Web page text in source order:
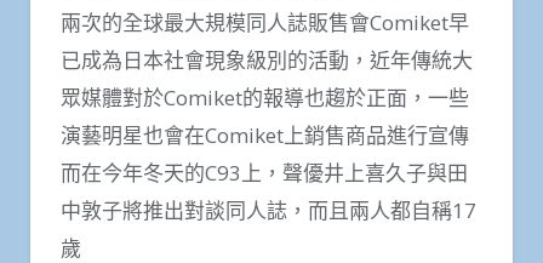
兩次的全球最大規模同人誌販售會Comiket早
已成為日本社會現象級別的活動，近年傳統大
眾媒體對於Comiket的報導也趨於正面，一些
演藝明星也會在Comiket上銷售商品進行宣傳
而在今年冬天的C93上，聲優井上喜久子與田
中敦子將推出對談同人誌，而且兩人都自稱17
歲